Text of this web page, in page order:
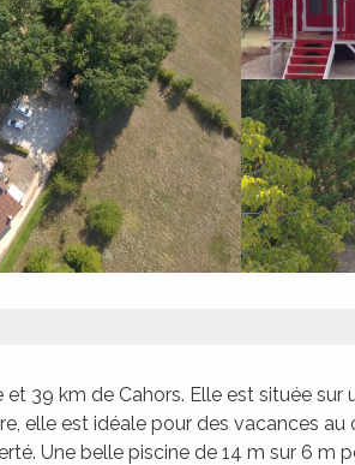
39 km de Cahors. Elle est située sur
elle est idéale pour des vacances au
Une belle piscine de 14 m sur 6 m